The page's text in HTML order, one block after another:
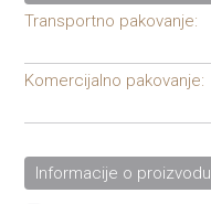
Transportno pakovanje:
Komercijalno pakovanje:
Informacije o proizvodu